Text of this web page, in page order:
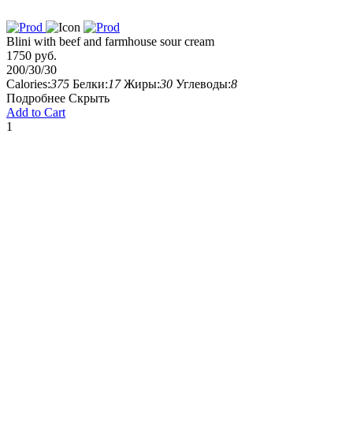
Blini with beef and farmhouse sour cream
1750 руб.
200/30/30
Calories:375 Белки:17 Жиры:30 Углеводы:8
Подробнее Скрыть
Add to Cart
1